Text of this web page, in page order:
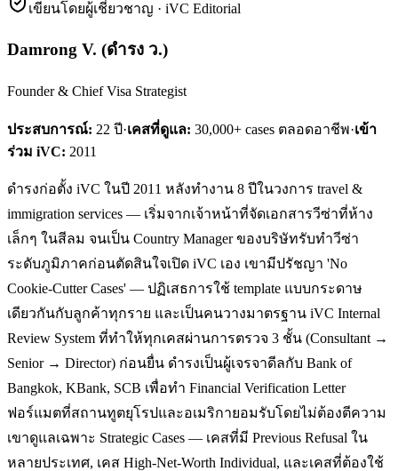
เขียนโดยผู้เชี่ยวชาญ · iVC Editorial
Damrong V. (ดำรง ว.)
Founder & Chief Visa Strategist
ประสบการณ์: 22 ปี·เคสที่ดูแล: 30,000+ cases ตลอดอาชีพ·เข้า
ร่วม iVC: 2011
ดำรงก่อตั้ง iVC ในปี 2011 หลังทำงาน 8 ปีในวงการ travel &
immigration services — เริ่มจากเจ้าหน้าที่จัดเอกสารวีซ่าที่ห้าง
เล็กๆ ในสีลม จนเป็น Country Manager ของบริษัทรับทำวีซ่า
ระดับภูมิภาคก่อนตัดสินใจเปิด iVC เอง เขามีปรัชญา 'No
Cookie-Cutter Cases' — ปฏิเสธการใช้ template แบบกระดาษ
เดียวกันกับลูกค้าทุกราย และเป็นคนวางมาตรฐาน iVC Internal
Review System ที่ทำให้ทุกเคสผ่านการตรวจ 3 ชั้น (Consultant →
Senior → Director) ก่อนยื่น ดำรงเป็นผู้เจรจาดีลกับ Bank of
Bangkok, KBank, SCB เพื่อทำ Financial Verification Letter
ฟอร์แมตที่สถานทูตยุโรปและอเมริกายอมรับโดยไม่ต้องตีความ
เขาดูแลเฉพาะ Strategic Cases — เคสที่มี Previous Refusal ใน
หลายประเทศ, เคส High-Net-Worth Individual, และเคสที่ต้องใช้